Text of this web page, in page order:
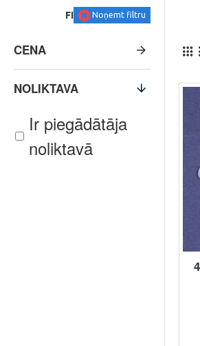
FILTRSNoņemt filtru
CENA
NOLIKTAVA
Ir piegādātāja
noliktavā